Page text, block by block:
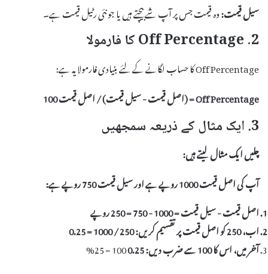
سیل قیمت:وہ قیمت جس پر آپ شے بیچتے ہیں یا جو نئی رٹیل قیمت ہے۔
2. Off Percentage کا فارمولا
Off Percentage کا حساب لگانے کے لئے بنیادی فارمولا یہ ہے:
Off Percentage = (اصل قیمت - سیل قیمت) / اصل قیمت
100
3. ایک مثال کے ذریعہ سمجھیں
چلیں ایک مثال لیتے ہیں:
آپ کی اصل قیمت1000 روپے ہے اور سیل قیمت750 روپے
ہے:
اصل قیمت - سیل قیمت = 1000 - 750 = 250 روپے
اب، 250 کو اصل قیمت پر تقسیم کریں: 250 / 1000 = 0.25
آخر میں، اس کا 100 سے ضرب دیں: 0.25
100 = 25%